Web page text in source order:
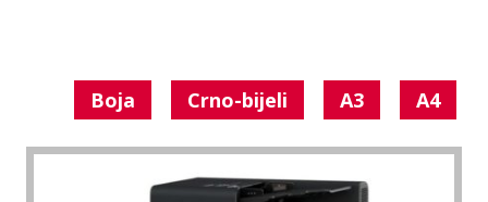
Boja Crno-bijeli A3 A4